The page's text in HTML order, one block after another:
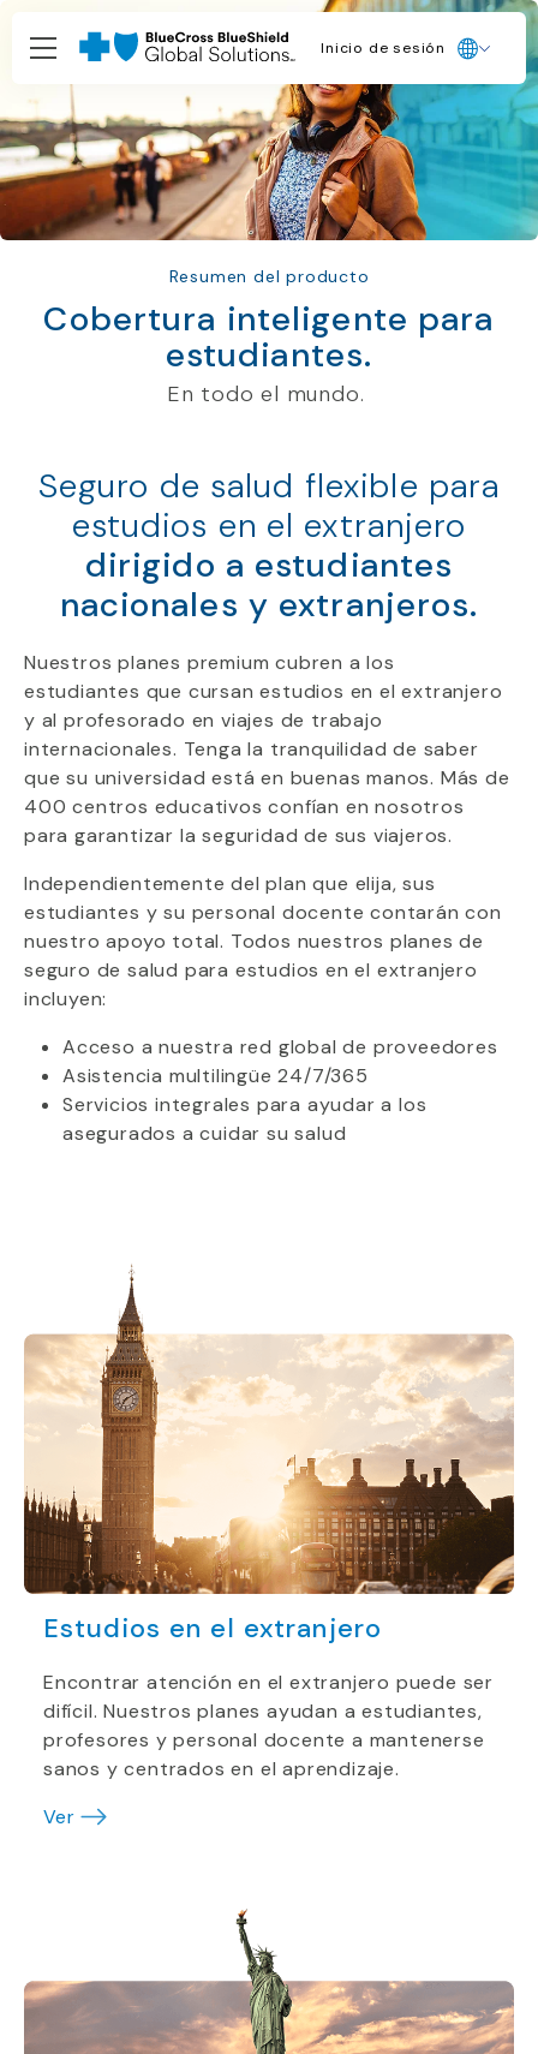
Inicio de sesión
Resumen del producto
Cobertura inteligente para
estudiantes.
En todo el mundo.
Seguro de salud flexible para
estudios en el extranjero
dirigido a estudiantes
nacionales y extranjeros.
Nuestros planes premium cubren a los
estudiantes que cursan estudios en el extranjero
y al profesorado en viajes de trabajo
internacionales. Tenga la tranquilidad de saber
que su universidad está en buenas manos. Más de
400 centros educativos confían en nosotros
para garantizar la seguridad de sus viajeros.
Independientemente del plan que elija, sus
estudiantes y su personal docente contarán con
nuestro apoyo total. Todos nuestros planes de
seguro de salud para estudios en el extranjero
incluyen:
Acceso a nuestra red global de proveedores
Asistencia multilingüe 24/7/365
Servicios integrales para ayudar a los
asegurados a cuidar su salud ​
Estudios en el extranjero
Encontrar atención en el extranjero puede ser
difícil. Nuestros planes ayudan a estudiantes,
profesores y personal docente a mantenerse
sanos y centrados en el aprendizaje.
Ver